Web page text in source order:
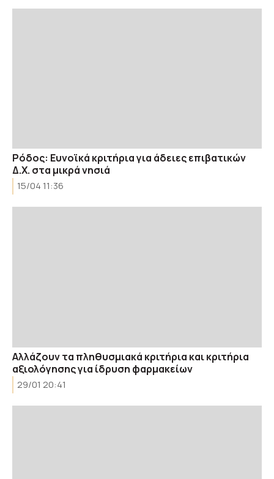
Ρόδος: Ευνοϊκά κριτήρια για άδειες επιβατικών
Δ.Χ. στα μικρά νησιά
15/04 11:36
Αλλάζουν τα πληθυσμιακά κριτήρια και κριτήρια
αξιολόγησης για ίδρυση φαρμακείων
29/01 20:41